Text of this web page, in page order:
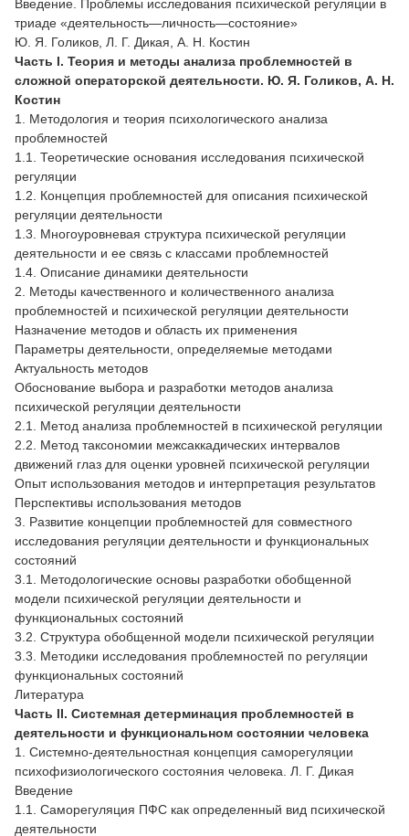
Введение. Проблемы исследования психической регуляции в
триаде «деятельность—личность—состояние»
Ю. Я. Голиков, Л. Г. Дикая, А. Н. Костин
Часть I. Теория и методы анализа проблемностей в
сложной операторской деятельности. Ю. Я. Голиков, А. Н.
Костин
1. Методология и теория психологического анализа
проблемностей
1.1. Теоретические основания исследования психической
регуляции
1.2. Концепция проблемностей для описания психической
регуляции деятельности
1.3. Многоуровневая структура психической регуляции
деятельности и ее связь с классами проблемностей
1.4. Описание динамики деятельности
2. Методы качественного и количественного анализа
проблемностей и психической регуляции деятельности
Назначение методов и область их применения
Параметры деятельности, определяемые методами
Актуальность методов
Обоснование выбора и разработки методов анализа
психической регуляции деятельности
2.1. Метод анализа проблемностей в психической регуляции
2.2. Метод таксономии межсаккадических интервалов
движений глаз для оценки уровней психической регуляции
Опыт использования методов и интерпретация результатов
Перспективы использования методов
3. Развитие концепции проблемностей для совместного
исследования регуляции деятельности и функциональных
состояний
3.1. Методологические основы разработки обобщенной
модели психической регуляции деятельности и
функциональных состояний
3.2. Структура обобщенной модели психической регуляции
3.3. Методики исследования проблемностей по регуляции
функциональных состояний
Литература
Часть II. Системная детерминация проблемностей в
деятельности и функциональном состоянии человека
1. Системно-деятельностная концепция саморегуляции
психофизиологического состояния человека. Л. Г. Дикая
Введение
1.1. Саморегуляция ПФС как определенный вид психической
деятельности